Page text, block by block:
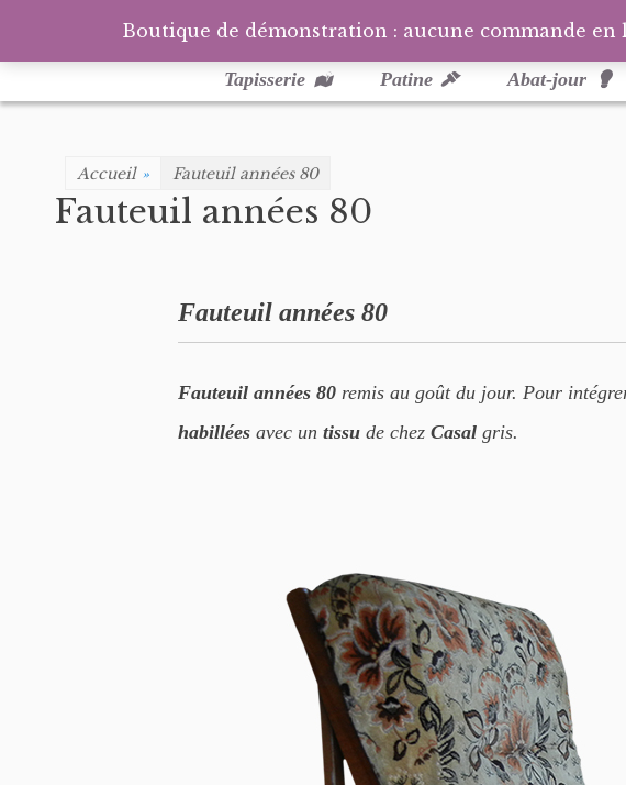
au
Tapisserie Patine Abat-jour
Accueil » Fauteuil années 80
Fauteuil années 80
Fauteuil années 80
Fauteuil années 80 remis au goût du jour. Pour
habillées avec un tissu de chez Casal gris.
Boutique de démonstration : aucune commande